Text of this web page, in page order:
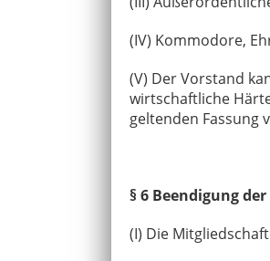
(IV) Kommodore,
(V) Der Vorstand
wirtschaftliche
geltenden
§ 6 Beendigung
(I) Die